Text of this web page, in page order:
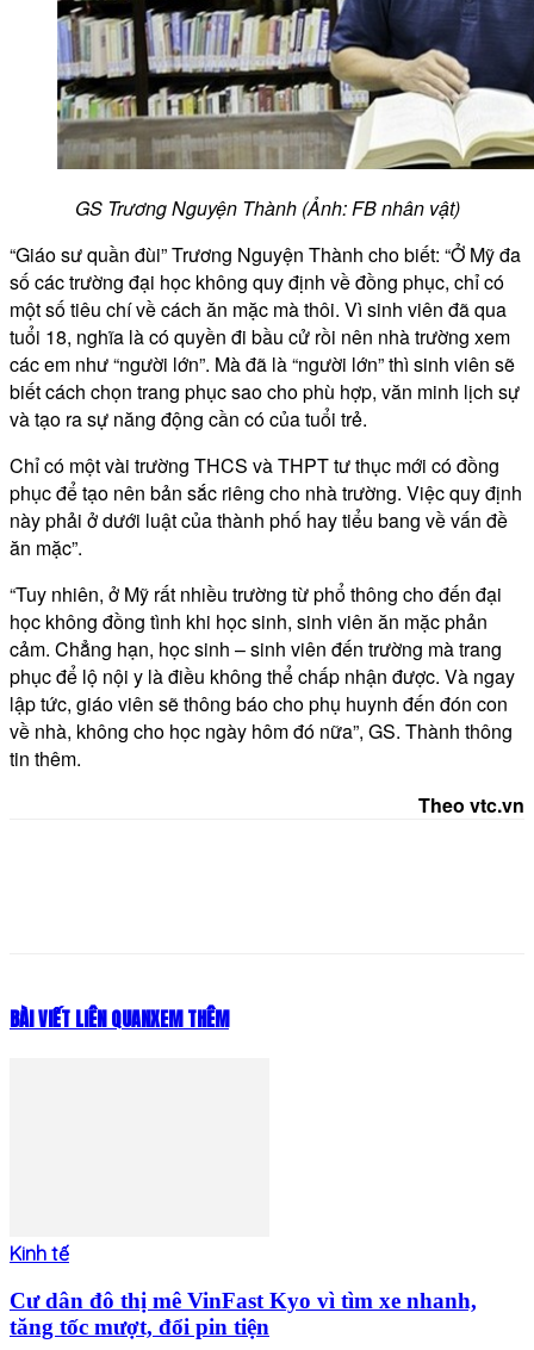
GS Trương Nguyện Thành (Ảnh: FB nhân vật)
“Giáo sư quần đùi” Trương Nguyện Thành cho biết: “Ở Mỹ đa
số các trường đại học không quy định về đồng phục, chỉ có
một số tiêu chí về cách ăn mặc mà thôi. Vì sinh viên đã qua
tuổi 18, nghĩa là có quyền đi bầu cử rồi nên nhà trường xem
các em như “người lớn”. Mà đã là “người lớn” thì sinh viên sẽ
biết cách chọn trang phục sao cho phù hợp, văn minh lịch sự
và tạo ra sự năng động cần có của tuổi trẻ.
Chỉ có một vài trường THCS và THPT tư thục mới có đồng
phục để tạo nên bản sắc riêng cho nhà trường. Việc quy định
này phải ở dưới luật của thành phố hay tiểu bang về vấn đề
ăn mặc”.
“Tuy nhiên, ở Mỹ rất nhiều trường từ phổ thông cho đến đại
học không đồng tình khi học sinh, sinh viên ăn mặc phản
cảm. Chẳng hạn, học sinh – sinh viên đến trường mà trang
phục để lộ nội y là điều không thể chấp nhận được. Và ngay
lập tức, giáo viên sẽ thông báo cho phụ huynh đến đón con
về nhà, không cho học ngày hôm đó nữa”, GS. Thành thông
tin thêm.
Theo vtc.vn
BÀI VIẾT LIÊN QUANXEM THÊM
Kinh tế
Cư dân đô thị mê VinFast Kyo vì tìm xe nhanh,
tăng tốc mượt, đổi pin tiện